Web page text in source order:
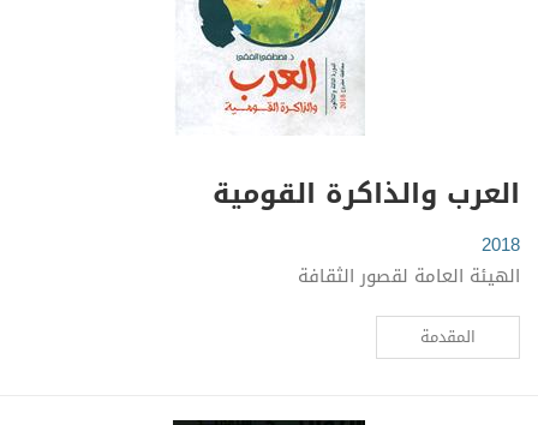
العرب والذاكرة القومية
2018
الهيئة العامة لقصور الثقافة
المقدمة